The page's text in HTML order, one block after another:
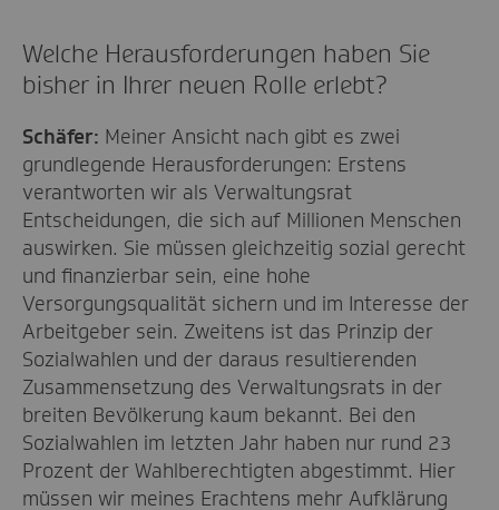
Welche Herausforderungen haben Sie
bisher in Ihrer neuen Rolle erlebt?
Schäfer: Meiner Ansicht nach gibt es zwei
grundlegende Herausforderungen: Erstens
verantworten wir als Verwaltungsrat
Entscheidungen, die sich auf Millionen Menschen
auswirken. Sie müssen gleichzeitig sozial gerecht
und finanzierbar sein, eine hohe
Versorgungsqualität sichern und im Interesse der
Arbeitgeber sein. Zweitens ist das Prinzip der
Sozialwahlen und der daraus resultierenden
Zusammensetzung des Verwaltungsrats in der
breiten Bevölkerung kaum bekannt. Bei den
Sozialwahlen im letzten Jahr haben nur rund 23
Prozent der Wahlberechtigten abgestimmt. Hier
müssen wir meines Erachtens mehr Aufklärung